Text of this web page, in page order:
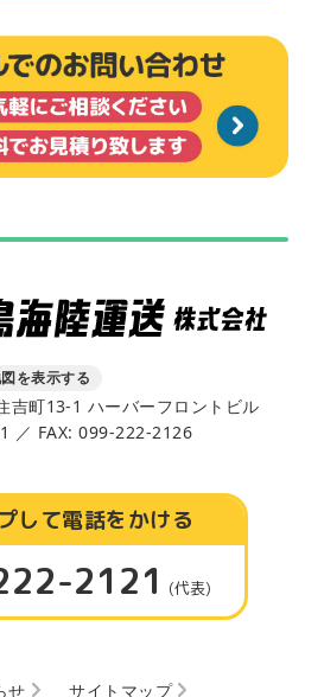
を表示する
吉町13-1 ハーバーフロントビル
／ FAX: 099-222-2126
して電話をかける
2121 (代表)
せ サイトマップ